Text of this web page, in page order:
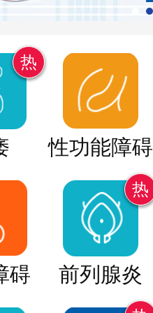
热
性功能障碍
碍
热
前列腺炎